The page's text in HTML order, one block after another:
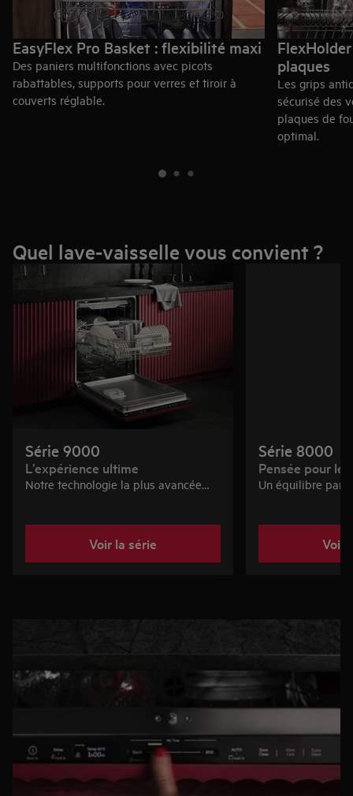
EasyFlex Pro Basket : flexibilité maxi
Des paniers multifonctions avec picots
rabattables, supports pour verres et tiroir à
couverts réglable.
plaques
Les grips
sécurisé des
plaques de
optimal.
Quel lave-vaisselle vous convient ?
Série 9000
L’expérience ultime
Notre technologie la plus avancée
veulent le meilleur du meilleur.
Voir la série
Série 8000
Pensée pour le
Un équilibre
qui veulentVoir